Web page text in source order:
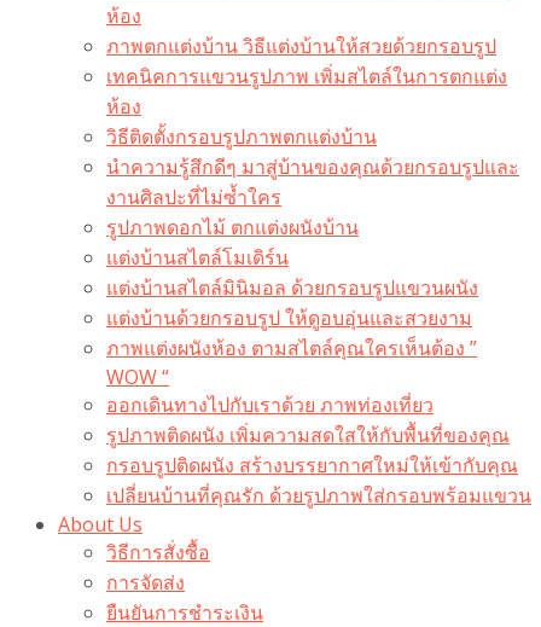
ห้อง
ภาพตกแต่งบ้าน วิธีแต่งบ้านให้สวยด้วยกรอบรูป
เทคนิคการแขวนรูปภาพ เพิ่มสไตล์ในการตกแต่ง
ห้อง
วิธีติดตั้งกรอบรูปภาพตกแต่งบ้าน
นำความรู้สึกดีๆ มาสู่บ้านของคุณด้วยกรอบรูปและ
งานศิลปะที่ไม่ซ้ำใคร
รูปภาพดอกไม้ ตกแต่งผนังบ้าน
แต่งบ้านสไตล์โมเดิร์น
แต่งบ้านสไตล์มินิมอล ด้วยกรอบรูปแขวนผนัง
แต่งบ้านด้วยกรอบรูป ให้ดูอบอุ่นและสวยงาม
ภาพแต่งผนังห้อง ตามสไตล์คุณใครเห็นต้อง ”
WOW “
ออกเดินทางไปกับเราด้วย ภาพท่องเที่ยว
รูปภาพติดผนัง เพิ่มความสดใสให้กับพื้นที่ของคุณ
กรอบรูปติดผนัง สร้างบรรยากาศใหม่ให้เข้ากับคุณ
เปลี่ยนบ้านที่คุณรัก ด้วยรูปภาพใส่กรอบพร้อมแขวน​
About Us
วิธีการสั่งซื้อ
การจัดส่ง
ยืนยันการชำระเงิน